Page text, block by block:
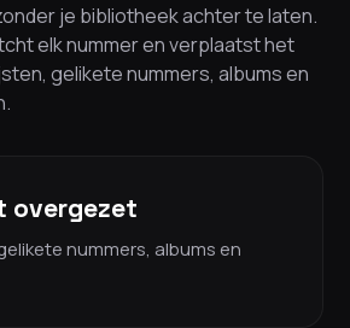
je bibliotheek achter te laten.
elk nummer en verplaatst het
gelikete nummers, albums en
overgezet
nummers, albums en